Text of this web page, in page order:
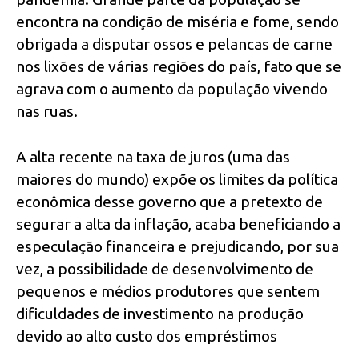
encontra na condição de miséria e fome, sendo
obrigada a disputar ossos e pelancas de carne
nos lixões de várias regiões do país, fato que se
agrava com o aumento da população vivendo
nas ruas.
A alta recente na taxa de juros (uma das
maiores do mundo) expõe os limites da política
econômica desse governo que a pretexto de
segurar a alta da inflação, acaba beneficiando a
especulação financeira e prejudicando, por sua
vez, a possibilidade de desenvolvimento de
pequenos e médios produtores que sentem
dificuldades de investimento na produção
devido ao alto custo dos empréstimos